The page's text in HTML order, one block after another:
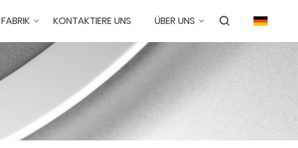
FABRIK KONTAKTIERE UNS ÜBER UNS